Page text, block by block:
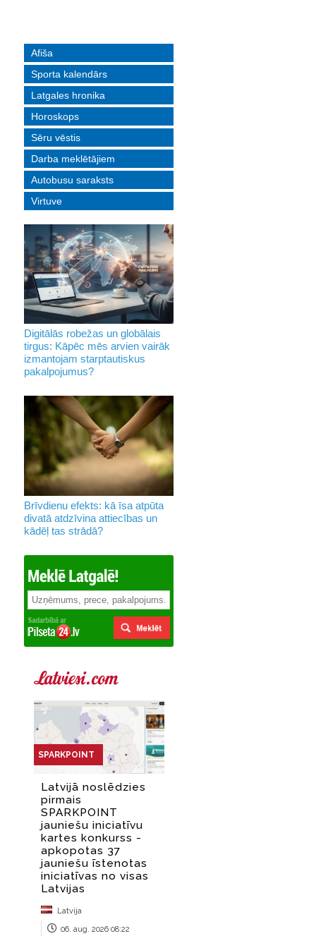
Afiša
Sporta kalendārs
Latgales hronika
Horoskops
Sēru vēstis
Darba meklētājiem
Autobusu saraksts
Virtuve
Digitālās robežas un globālais
tirgus: Kāpēc mēs arvien vairāk
izmantojam starptautiskus
pakalpojumus?
Brīvdienu efekts: kā īsa atpūta
divatā atdzīvina attiecības un
kādēļ tas strādā?